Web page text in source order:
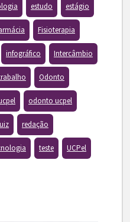
estudo estágio
Fisioterapia
infográfico Intercâmbio
Odonto
odonto ucpel
redação
teste UCPel